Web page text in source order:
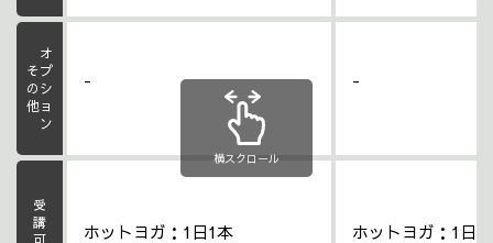
オプション
その他 - -
ホットヨガ：1日1本 ホットヨガ：1日1
横スクロール